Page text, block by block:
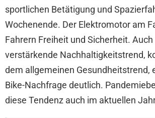
sportlichen Betätigung und
Wochenende. Der Elektromotor am
Fahrern Freiheit und Sicherheit.
verstärkende Nachhaltigkeitstrend,
dem allgemeinen Gesundheitstrend,
Bike-Nachfrage deutlich.
diese Tendenz auch im aktuellen